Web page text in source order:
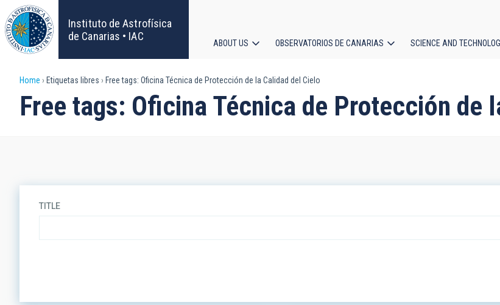
Skip
to
main
content
Instituto de Astrofísica
de Canarias • IAC
navigation
ABOUT US OBSERVATORIOS DE CANARIAS SCIENCE AND
Breadcrumb
Home Etiquetas libres Free tags: Oficina Técnica de Protección de la Calidad del Cielo
Free tags: Oficina Técnica de Protección de
TITLE